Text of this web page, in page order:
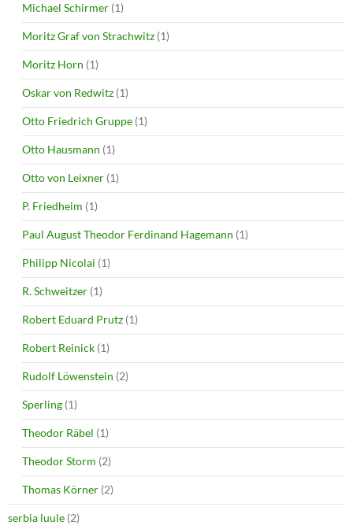
Michael Schirmer (1)
Moritz Graf von Strachwitz (1)
Moritz Horn (1)
Oskar von Redwitz (1)
Otto Friedrich Gruppe (1)
Otto Hausmann (1)
Otto von Leixner (1)
P. Friedheim (1)
Paul August Theodor Ferdinand Hagemann (1)
Philipp Nicolai (1)
R. Schweitzer (1)
Robert Eduard Prutz (1)
Robert Reinick (1)
Rudolf Löwenstein (2)
Sperling (1)
Theodor Räbel (1)
Theodor Storm (2)
Thomas Körner (2)
serbia luule (2)